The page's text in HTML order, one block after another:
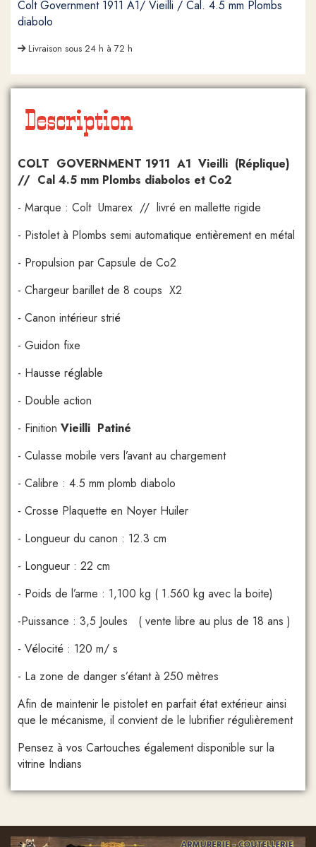
Colt Government 1911 A1/ Vieilli / Cal. 4.5 mm Plombs
diabolo
Livraison sous 24 h à 72 h
Description
COLT GOVERNMENT 1911 A1 Vieilli (Réplique)
// Cal 4.5 mm Plombs diabolos et Co2
- Marque : Colt Umarex // livré en mallette rigide
- Pistolet à Plombs semi automatique entièrement en métal
- Propulsion par Capsule de Co2
- Chargeur barillet de 8 coups X2
- Canon intérieur strié
- Guidon fixe
- Hausse réglable
- Double action
- Finition Vieilli Patiné
- Culasse mobile vers l’avant au chargement
- Calibre : 4.5 mm plomb diabolo
- Crosse Plaquette en Noyer Huiler
- Longueur du canon : 12.3 cm
- Longueur : 22 cm
- Poids de l’arme : 1,100 kg ( 1.560 kg avec la boite)
-Puissance : 3,5 Joules ( vente libre au plus de 18 ans )
- Vélocité : 120 m/ s
- La zone de danger s’étant à 250 mètres
Afin de maintenir le pistolet en parfait état extérieur ainsi
que le mécanisme, il convient de le lubrifier régulièrement
Pensez à vos Cartouches également disponible sur la
vitrine Indians